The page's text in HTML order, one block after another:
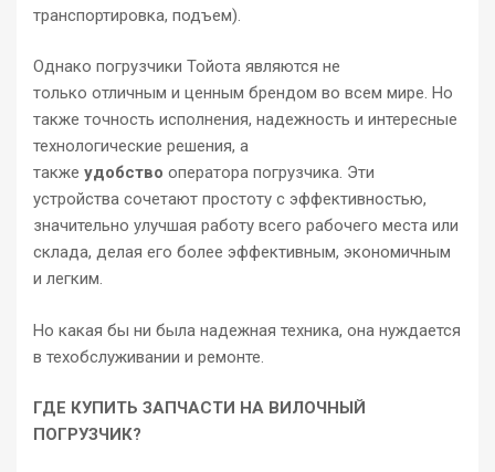
транспортировка, подъем).
Однако погрузчики Тойота являются не
только отличным и ценным брендом во всем мире. Но
также точность исполнения, надежность и интересные
технологические решения, а
также удобство оператора погрузчика. Эти
устройства сочетают простоту с эффективностью,
значительно улучшая работу всего рабочего места или
склада, делая его более эффективным, экономичным
и легким.
Но какая бы ни была надежная техника, она нуждается
в техобслуживании и ремонте.
ГДЕ КУПИТЬ ЗАПЧАСТИ НА ВИЛОЧНЫЙ
ПОГРУЗЧИК?